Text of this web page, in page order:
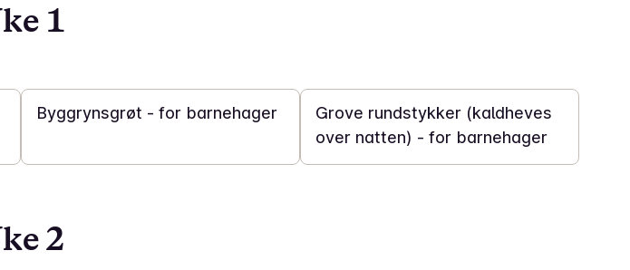
1
Byggrynsgrøt - for barnehager
Grove rundstykker (kaldheves
over natten) - for barnehager
2